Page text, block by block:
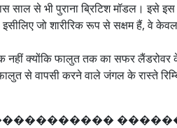
साल से भी पुराना ब्रिटिश मॉडल। इसे
जो शारीरिक रूप से सक्षम हैं, वे
नहीं क्योंकि फालुत तक का सफर लैंडरोवर
से वापसी करने वाले जंगल के रास्ते
���������� �����